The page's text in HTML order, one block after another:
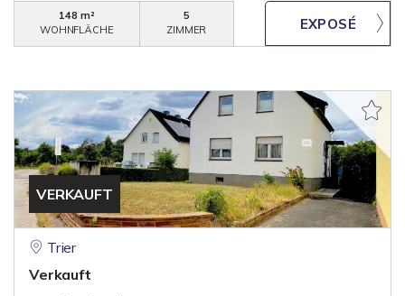
148 m²
WOHNFLÄCHE
5
ZIMMER
VERKAUFT
Trier
Verkauft